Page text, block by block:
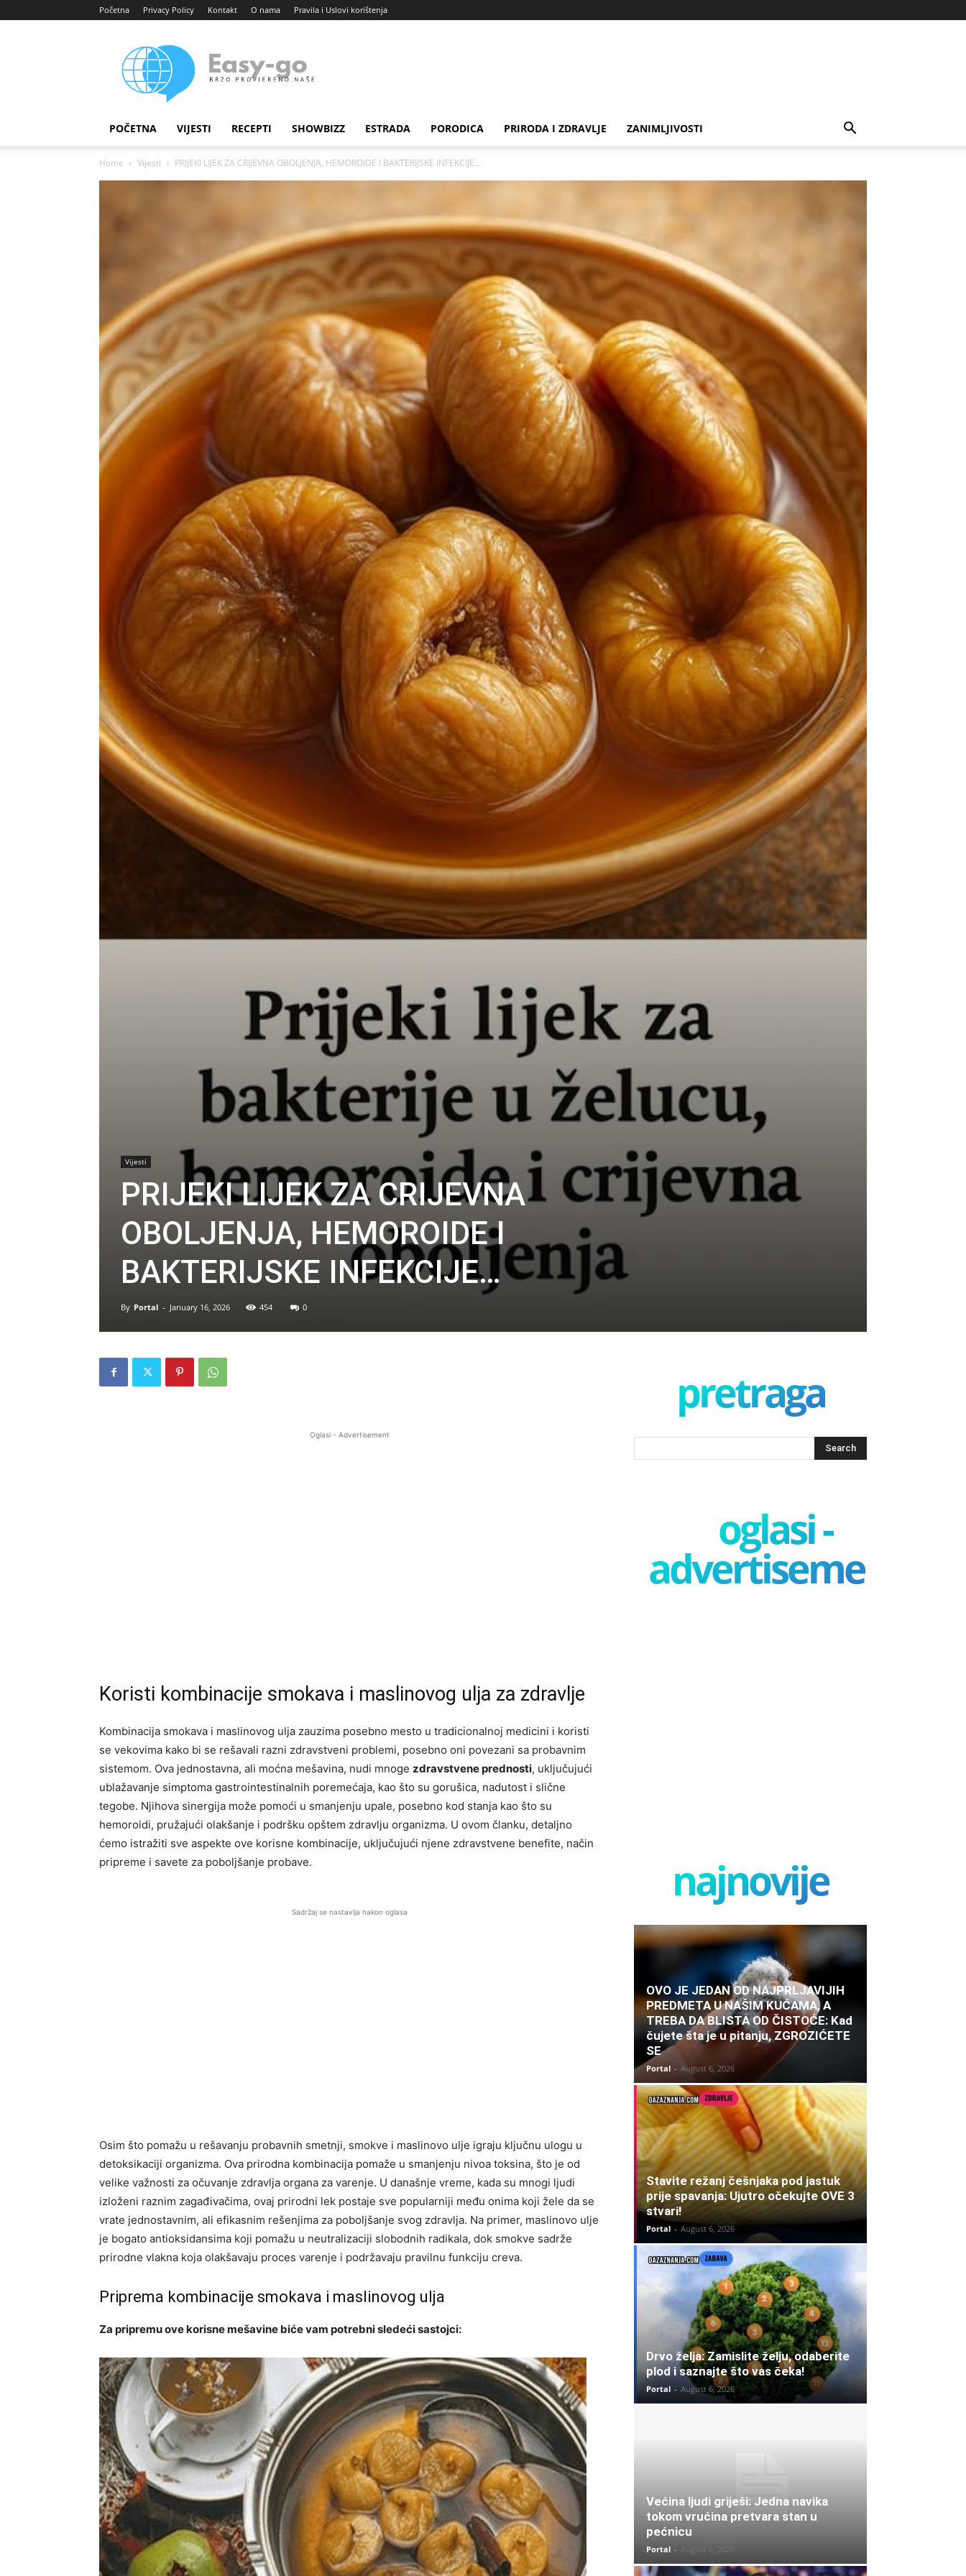
Početna Privacy Policy Kontakt O nama Pravila i Uslovi korištenja
portal
POČETNA VIJESTI RECEPTI SHOWBIZZ ESTRADA PORODICA PRIRODA I ZDRAVLJE ZANIMLJIVOSTI
Home Vijesti PRIJEKI LIJEK ZA CRIJEVNA OBOLJENJA, HEMOROIDE I BAKTERIJSKE INFEKCIJE…
Vijesti
PRIJEKI LIJEK ZA CRIJEVNA
OBOLJENJA, HEMOROIDE I
BAKTERIJSKE INFEKCIJE…
By Portal - January 16, 2026 454 0
Oglasi - Advertisement
Koristi kombinacije smokava i maslinovog ulja za zdravlje
Kombinacija smokava i maslinovog ulja zauzima posebno mesto u tradicionalnoj medicini i koristi
se vekovima kako bi se rešavali razni zdravstveni problemi, posebno oni povezani sa probavnim
sistemom. Ova jednostavna, ali moćna mešavina, nudi mnoge zdravstvene prednosti, uključujući
ublažavanje simptoma gastrointestinalnih poremećaja, kao što su gorušica, nadutost i slične
tegobe. Njihova sinergija može pomoći u smanjenju upale, posebno kod stanja kao što su
hemoroidi, pružajući olakšanje i podršku opštem zdravlju organizma. U ovom članku, detaljno
ćemo istražiti sve aspekte ove korisne kombinacije, uključujući njene zdravstvene benefite, način
pripreme i savete za poboljšanje probave.
Sadržaj se nastavlja nakon oglasa
Osim što pomažu u rešavanju probavnih smetnji, smokve i maslinovo ulje igraju ključnu ulogu u
detoksikaciji organizma. Ova prirodna kombinacija pomaže u smanjenju nivoa toksina, što je od
velike važnosti za očuvanje zdravlja organa za varenje. U današnje vreme, kada su mnogi ljudi
izloženi raznim zagađivačima, ovaj prirodni lek postaje sve popularniji među onima koji žele da se
vrate jednostavnim, ali efikasnim rešenjima za poboljšanje svog zdravlja. Na primer, maslinovo ulje
je bogato antioksidansima koji pomažu u neutralizaciji slobodnih radikala, dok smokve sadrže
prirodne vlakna koja olakšavaju proces varenje i podržavaju pravilnu funkciju creva.
Priprema kombinacije smokava i maslinovog ulja
Za pripremu ove korisne mešavine biće vam potrebni sledeći sastojci:
pretraga
oglasi -
advertisement
najnovije
OVO JE JEDAN OD NAJPRLJAVIJIH
PREDMETA U NAŠIM KUĆAMA, A
TREBA DA BLISTA OD ČISTOĆE: Kad
čujete šta je u pitanju, ZGROZIĆETE
SE
Portal - August 6, 2026
Stavite režanj češnjaka pod jastuk
prije spavanja: Ujutro očekujte OVE 3
stvari!
Portal - August 6, 2026
Drvo želja: Zamislite želju, odaberite
plod i saznajte što vas čeka!
Portal - August 6, 2026
Većina ljudi griješi: Jedna navika
tokom vrućina pretvara stan u
pećnicu
Portal - August 6, 2026